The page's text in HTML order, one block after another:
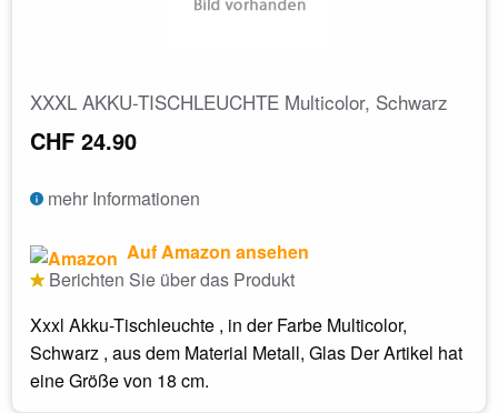
XXXL AKKU-TISCHLEUCHTE Multicolor, Schwarz
CHF 24.90
mehr Informationen
Auf Amazon ansehen
Berichten Sie über das Produkt
Xxxl Akku-Tischleuchte , in der Farbe Multicolor,
Schwarz , aus dem Material Metall, Glas Der Artikel hat
eine Größe von 18 cm.